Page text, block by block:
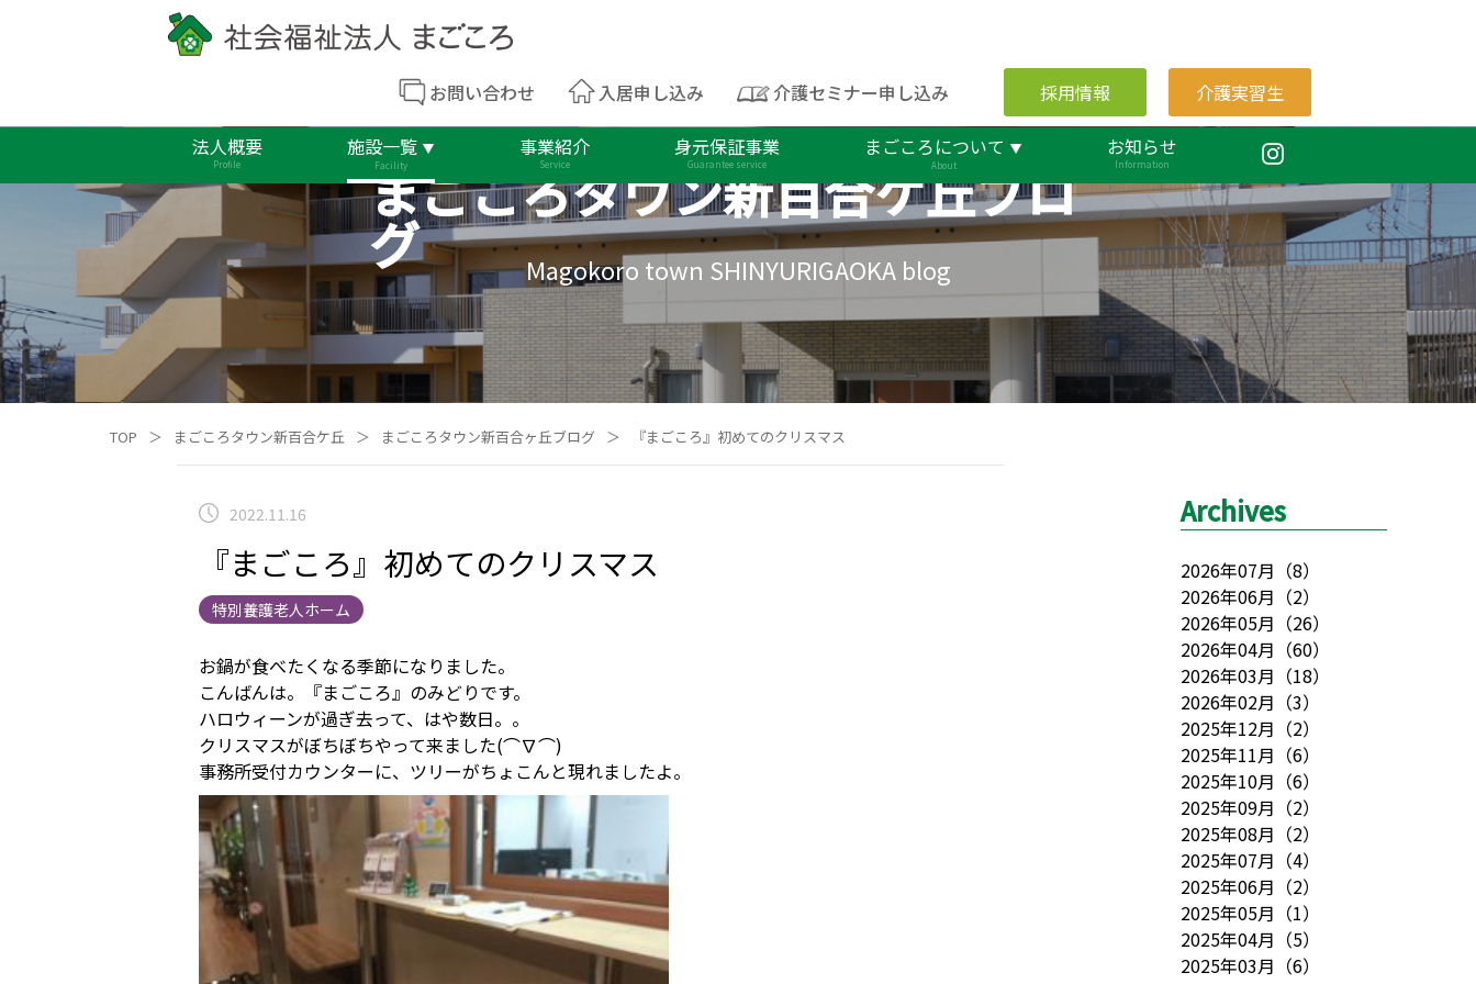
お問い合わせ 入居申し込み 介護セミナー申し込み 採用情報 介護実習生
法人概要
Profile
施設一覧
Facility
事業紹介
Service
身元保証事業
Guarantee service
まごころについて
About
お知らせ
Information
まごころタウン新百合ケ丘ブロ
グ Magokoro town SHINYURIGAOKA blog
TOP ＞ まごころタウン新百合ケ丘 ＞ まごころタウン新百合ヶ丘ブログ ＞ 『まごころ』初めてのクリスマス
2022.11.16
『まごころ』初めてのクリスマス
特別養護老人ホーム
お鍋が食べたくなる季節になりました。
こんばんは。『まごころ』のみどりです。
ハロウィーンが過ぎ去って、はや数日。。
クリスマスがぼちぼちやって来ました(⌒∇⌒)
事務所受付カウンターに、ツリーがちょこんと現れましたよ。
Archives
2026年07月 （8）
2026年06月 （2）
2026年05月 （26）
2026年04月 （60）
2026年03月 （18）
2026年02月 （3）
2025年12月 （2）
2025年11月 （6）
2025年10月 （6）
2025年09月 （2）
2025年08月 （2）
2025年07月 （4）
2025年06月 （2）
2025年05月 （1）
2025年04月 （5）
2025年03月 （6）